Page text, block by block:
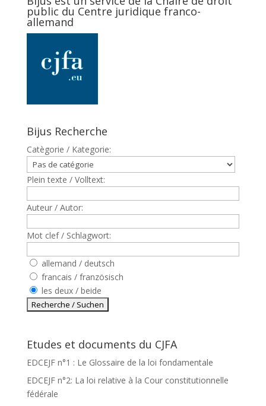
public du Centre juridique franco-
allemand
Bijus Recherche
Catègorie / Kategorie:
Plein texte / Volltext:
Auteur / Autor:
Mot clef / Schlagwort:
allemand / deutsch
francais / französisch
les deux / beide
Etudes et documents du CJFA
EDCEJF n°1 : Le Glossaire de la loi fondamentale
EDCEJF n°2: La loi relative à la Cour constitutionnelle
fédérale